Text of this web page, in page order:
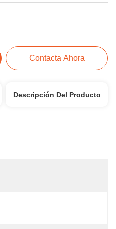
Contacta Ahora
Descripción Del Producto